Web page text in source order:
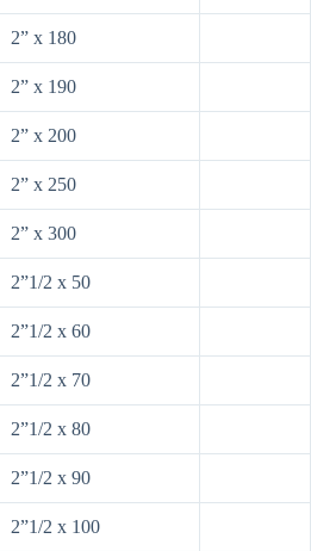
2” x 180
2” x 190
2” x 200
2” x 250
2” x 300
2”1/2 x 50
2”1/2 x 60
2”1/2 x 70
2”1/2 x 80
2”1/2 x 90
2”1/2 x 100